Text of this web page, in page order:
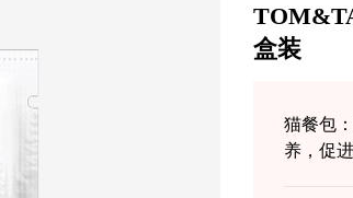
盒装
猫餐包
养，促